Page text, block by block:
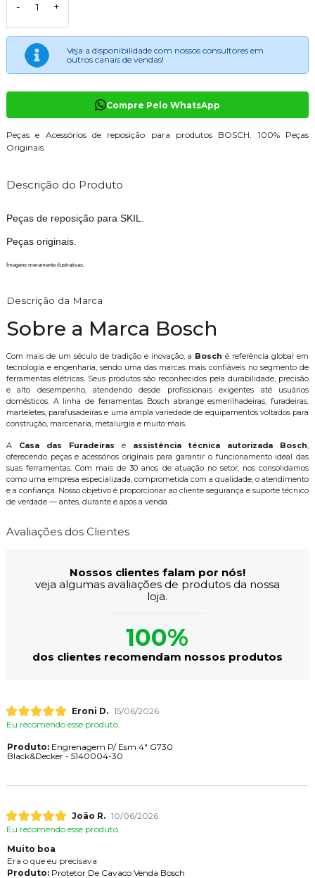
- +
Veja a disponibilidade com nossos consultores em
outros canais de vendas!
Compre Pelo WhatsApp
Peças e Acessórios de reposição para produtos BOSCH. 100% Peças
Originais.
Descrição do Produto
Peças de reposição para SKIL.
Peças originais.
Imagens meramente ilustrativas.
Descrição da Marca
Sobre a Marca Bosch
Com mais de um século de tradição e inovação, a Bosch é referência global em
tecnologia e engenharia, sendo uma das marcas mais confiáveis no segmento de
ferramentas elétricas. Seus produtos são reconhecidos pela durabilidade, precisão
e alto desempenho, atendendo desde profissionais exigentes até usuários
domésticos. A linha de ferramentas Bosch abrange esmerilhadeiras, furadeiras,
marteletes, parafusadeiras e uma ampla variedade de equipamentos voltados para
construção, marcenaria, metalurgia e muito mais.
A Casa das Furadeiras é assistência técnica autorizada Bosch,
oferecendo peças e acessórios originais para garantir o funcionamento ideal das
suas ferramentas. Com mais de 30 anos de atuação no setor, nos consolidamos
como uma empresa especializada, comprometida com a qualidade, o atendimento
e a confiança. Nosso objetivo é proporcionar ao cliente segurança e suporte técnico
de verdade — antes, durante e após a venda.
Avaliações dos Clientes
Nossos clientes falam por nós!
veja algumas avaliações de produtos da nossa
loja.
100%
dos clientes recomendam nossos produtos
Eroni D. 15/06/2026
Eu recomendo esse produto.
Produto:Engrenagem P/ Esm 4" G730
Black&Decker - 5140004-30
João R. 10/06/2026
Eu recomendo esse produto.
Muito boa
Era o que eu precisava
Produto:Protetor De Cavaco Venda Bosch